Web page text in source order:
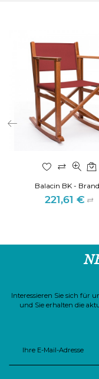
Balacin BK -
Preis
221,61 €
Interessieren Sie sich für
und Sie erhalten die